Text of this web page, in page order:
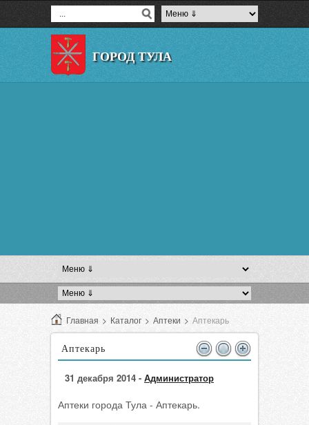
ГОРОД ТУЛА
Главная > Каталог > Аптеки > Аптекарь
Аптекарь
31 декабря 2014 - Администратор
Аптеки города Тула - Аптекарь.